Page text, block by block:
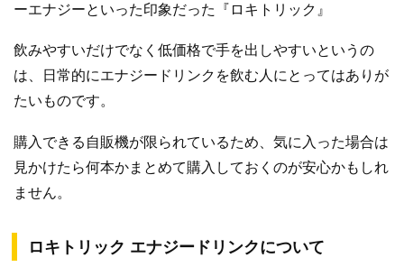
ーエナジーといった印象だった『ロキトリック』
飲みやすいだけでなく低価格で手を出しやすいというの
は、日常的にエナジードリンクを飲む人にとってはありが
たいものです。
購入できる自販機が限られているため、気に入った場合は
見かけたら何本かまとめて購入しておくのが安心かもしれ
ません。
ロキトリック エナジードリンクについて